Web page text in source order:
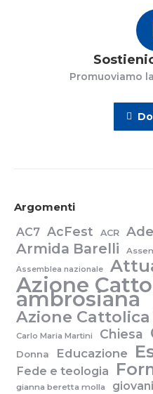
Promuoviamo
Argomenti
AC7 AcFest ACR
Armida Barelli
Assemblea nazionale
Azione
ambrosiana
Azione
Carlo Maria Martini Chiesa
Donna Educazione
Fede e teologia
gianna beretta molla giovani